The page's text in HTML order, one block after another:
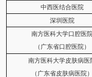
中西医结合医院
深圳医院
南方医科大学口腔医
（广东省口腔医院）
南方医科大学皮肤病医
（广东省皮肤病医院）